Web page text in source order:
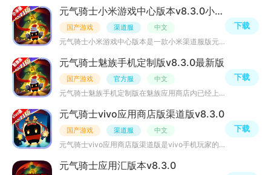
元气骑士小米游戏中心版本v8.3.0小米渠道服版
国产游戏 渠道服 中文
元气骑士小米游戏中心版本是一款小米渠道服版元气骑士，里面有超多大家喜爱的游戏玩法，经典像素画风，超级
下载
元气骑士魅族手机定制版v8.3.0最新版
国产游戏 官方服 中文
元气骑士魅族手机定制版在魅族应用商店内已经上线一段时间了，全新版本增加了许多人物、皮肤道具等玩法，全
下载
元气骑士vivo应用商店版渠道版v8.3.0
国产游戏 渠道服 中文
元气骑士vivo应用商店版渠道版是vivo手机玩家的专属版本，登录账号后可以使用云存档等功能，玩法多样化，在
下载
元气骑士应用汇版本v8.3.0